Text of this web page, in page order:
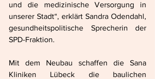
und die medizinische Versorgung in
unserer Stadt“, erklärt Sandra Odendahl,
gesundheitspolitische Sprecherin der
SPD-Fraktion.
Mit dem Neubau schaffen die Sana
Kliniken Lübeck die baulichen